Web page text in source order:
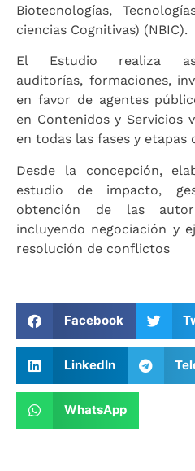
Biotecnologías,
ciencias Cognitivas) (NBIC).
El Estudio realiza
auditorías, formaciones,
en favor de agentes
en Contenidos y Servicios
en todas las fases y etapas
Desde la concepción,
estudio de impacto,
obtención de las
incluyendo negociación y
resolución de conflictos
Facebook
LinkedIn
WhatsApp